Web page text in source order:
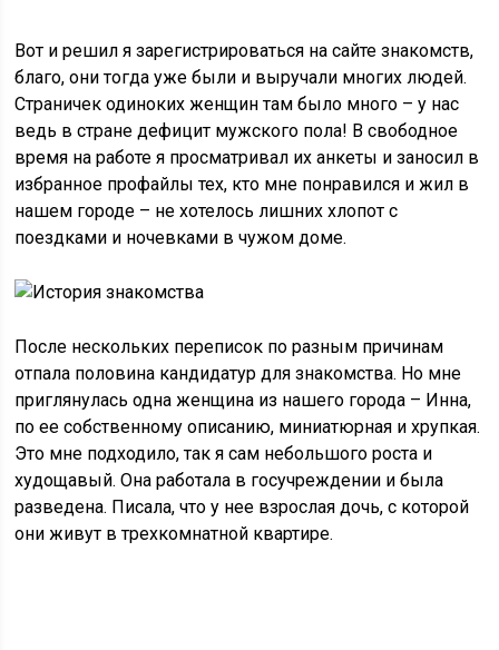
Вот и решил я зарегистрироваться на сайте знакомств,
благо, они тогда уже были и выручали многих людей.
Страничек одиноких женщин там было много – у нас
ведь в стране дефицит мужского пола! В свободное
время на работе я просматривал их анкеты и заносил в
избранное профайлы тех, кто мне понравился и жил в
нашем городе – не хотелось лишних хлопот с
поездками и ночевками в чужом доме.
После нескольких переписок по разным причинам
отпала половина кандидатур для знакомства. Но мне
приглянулась одна женщина из нашего города – Инна,
по ее собственному описанию, миниатюрная и хрупкая.
Это мне подходило, так я сам небольшого роста и
худощавый. Она работала в госучреждении и была
разведена. Писала, что у нее взрослая дочь, с которой
они живут в трехкомнатной квартире.